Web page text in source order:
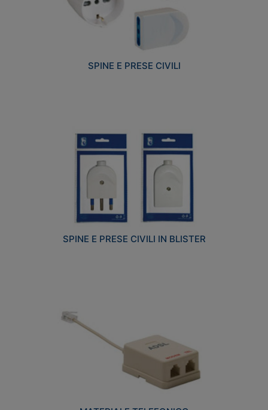
SPINE E PRESE CIVILI
SPINE E PRESE CIVILI IN BLISTER